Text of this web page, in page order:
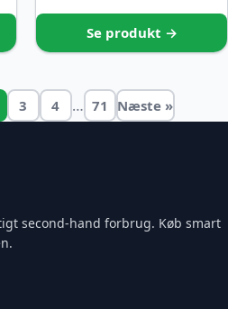
Se produkt →
3 4 … 71 Næste »
second-hand forbrug. Køb smart